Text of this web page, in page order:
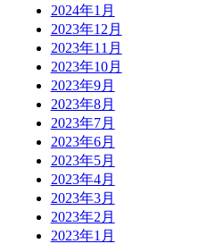
2024年1月
2023年12月
2023年11月
2023年10月
2023年9月
2023年8月
2023年7月
2023年6月
2023年5月
2023年4月
2023年3月
2023年2月
2023年1月